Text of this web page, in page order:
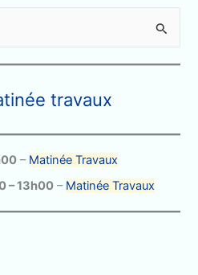
travaux
– Matinée Travaux
–13h00 – Matinée Travaux